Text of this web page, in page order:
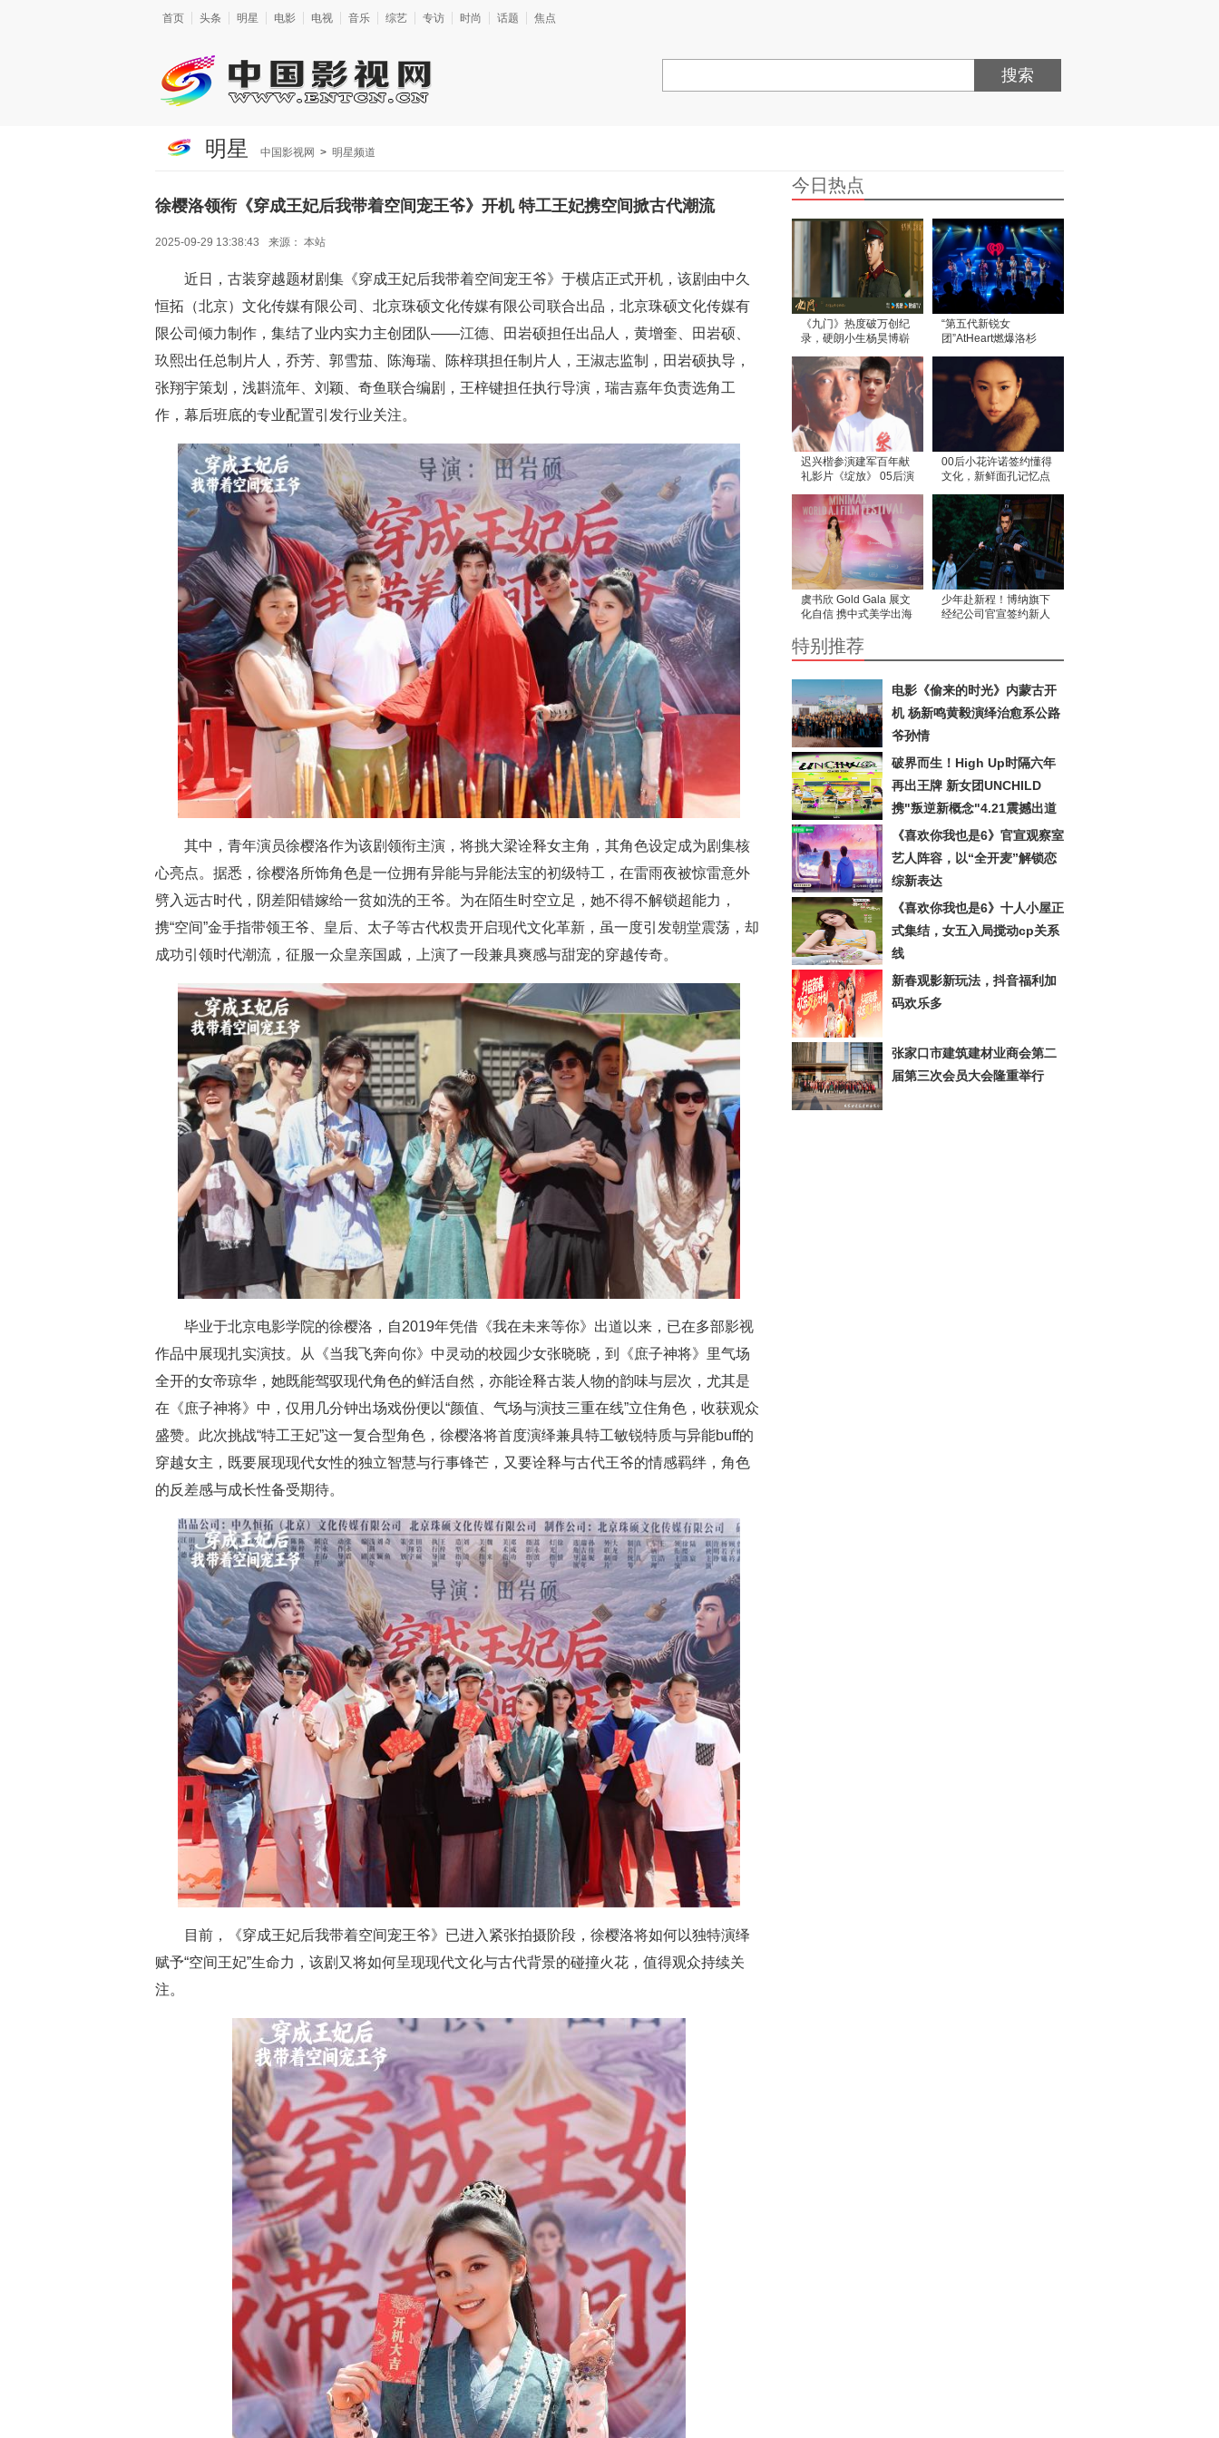
首页 头条 明星 电影 电视 音乐 综艺 专访 时尚 话题 焦点
搜索
明星 中国影视网 > 明星频道
徐樱洛领衔《穿成王妃后我带着空间宠王爷》开机 特工王妃携空间掀古代潮流
2025-09-29 13:38:43 来源： 本站
近日，古装穿越题材剧集《穿成王妃后我带着空间宠王爷》于横店正式开机，该剧由中久
恒拓（北京）文化传媒有限公司、北京珠硕文化传媒有限公司联合出品，北京珠硕文化传媒有
限公司倾力制作，集结了业内实力主创团队——江德、田岩硕担任出品人，黄增奎、田岩硕、
玖熙出任总制片人，乔芳、郭雪茄、陈海瑞、陈梓琪担任制片人，王淑志监制，田岩硕执导，
张翔宇策划，浅斟流年、刘颖、奇鱼联合编剧，王梓键担任执行导演，瑞吉嘉年负责选角工
作，幕后班底的专业配置引发行业关注。
其中，青年演员徐樱洛作为该剧领衔主演，将挑大梁诠释女主角，其角色设定成为剧集核
心亮点。据悉，徐樱洛所饰角色是一位拥有异能与异能法宝的初级特工，在雷雨夜被惊雷意外
劈入远古时代，阴差阳错嫁给一贫如洗的王爷。为在陌生时空立足，她不得不解锁超能力，
携“空间”金手指带领王爷、皇后、太子等古代权贵开启现代文化革新，虽一度引发朝堂震荡，却
成功引领时代潮流，征服一众皇亲国戚，上演了一段兼具爽感与甜宠的穿越传奇。
毕业于北京电影学院的徐樱洛，自2019年凭借《我在未来等你》出道以来，已在多部影视
作品中展现扎实演技。从《当我飞奔向你》中灵动的校园少女张晓晓，到《庶子神将》里气场
全开的女帝琼华，她既能驾驭现代角色的鲜活自然，亦能诠释古装人物的韵味与层次，尤其是
在《庶子神将》中，仅用几分钟出场戏份便以“颜值、气场与演技三重在线”立住角色，收获观众
盛赞。此次挑战“特工王妃”这一复合型角色，徐樱洛将首度演绎兼具特工敏锐特质与异能buff的
穿越女主，既要展现现代女性的独立智慧与行事锋芒，又要诠释与古代王爷的情感羁绊，角色
的反差感与成长性备受期待。
目前，《穿成王妃后我带着空间宠王爷》已进入紧张拍摄阶段，徐樱洛将如何以独特演绎
赋予“空间王妃”生命力，该剧又将如何呈现现代文化与古代背景的碰撞火花，值得观众持续关
注。
今日热点
《九门》热度破万创纪
录，硬朗小生杨昊博崭
“第五代新锐女
团”AtHeart燃爆洛杉
演出圆满落幕！美国各
地粉丝齐聚现场
迟兴楷参演建军百年献
礼影片《绽放》 05后演
00后小花许诺签约懂得
文化，新鲜面孔记忆点
虞书欣 Gold Gala 展文
化自信 携中式美学出海
少年赴新程！博纳旗下
经纪公司官宣签约新人
特别推荐
电影《偷来的时光》内蒙古开
机 杨新鸣黄毅演绎治愈系公路
爷孙情
破界而生！High Up时隔六年
再出王牌 新女团UNCHILD
携"叛逆新概念"4.21震撼出道
《喜欢你我也是6》官宣观察室
艺人阵容，以“全开麦”解锁恋
综新表达
《喜欢你我也是6》十人小屋正
式集结，女五入局搅动cp关系
线
新春观影新玩法，抖音福利加
码欢乐多
张家口市建筑建材业商会第二
届第三次会员大会隆重举行